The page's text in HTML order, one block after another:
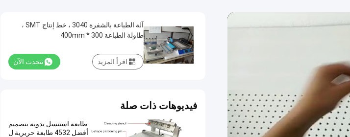
آلة الطباعة بالشفرة 3040 ، خط إنتاج SMT ،
طاولة الطباعة 300 * 400mm
نتحدث الآن اقرأ المزيد
فيديوهات ذات صلة
طابعة استنسل يدوية بتصميم
أفضل 4532 طابعة حريرية ل